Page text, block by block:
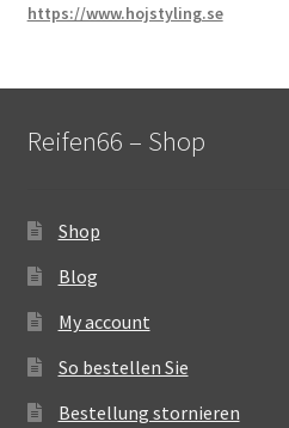
https://www.hojstyling.se
Reifen66 – Shop
Shop
Blog
My account
So bestellen Sie
Bestellung stornieren